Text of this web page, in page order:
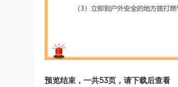
预览结束，一共53页，请下载后查看